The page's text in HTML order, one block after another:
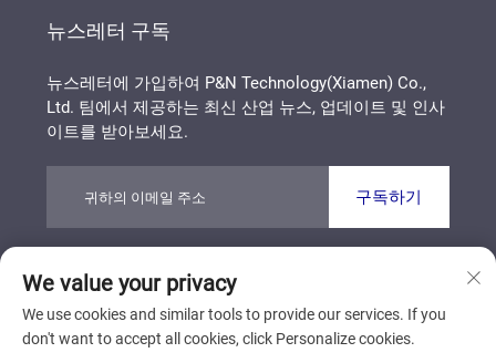
뉴스레터 구독
뉴스레터에 가입하여 P&N Technology(Xiamen) Co.,
Ltd. 팀에서 제공하는 최신 산업 뉴스, 업데이트 및 인사
이트를 받아보세요.
구독하기
Copyright © P&N Technology (Xiamen) Co., Ltd. All
Rights Reserved
개인정보 보호정책 블로그
맨 위로 스크롤
We value your privacy
We use cookies and similar tools to provide our services. If you
don't want to accept all cookies, click Personalize cookies.